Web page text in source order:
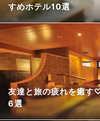
すめホテル10選
友達と旅の疲れを癒す
6選